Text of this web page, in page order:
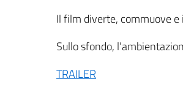
Il film diverte, commuove
Sullo sfondo,
TRAILER